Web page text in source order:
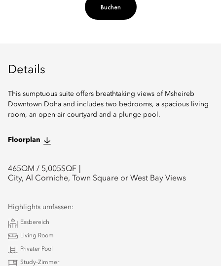
Buchen
Details
This sumptuous suite offers breathtaking views of Msheireb
Downtown Doha and includes two bedrooms, a spacious living
room, an open-air courtyard and a plunge pool.
Floorplan
465QM / 5,005SQF
City, Al Corniche, Town Square or West Bay Views
Highlights umfassen:
Essbereich
Living Room
Privater Pool
Study-Zimmer